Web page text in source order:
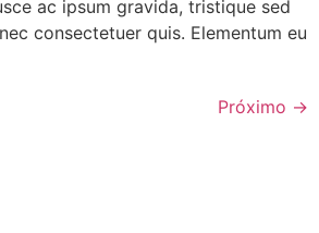
ac ipsum gravida, tristique sed
consectetuer quis. Elementum eu
Próximo →